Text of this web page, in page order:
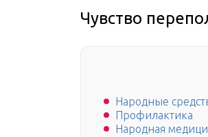
Чувство
Народные
Профилактика
Народная